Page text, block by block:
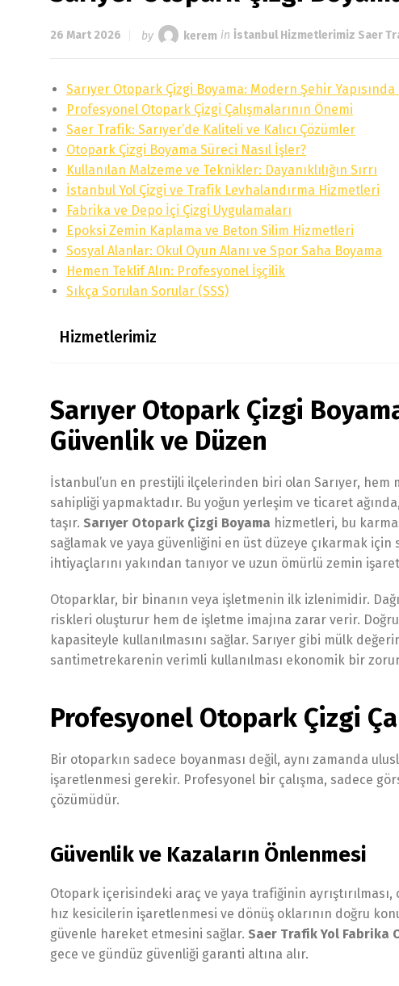
26 Mart 2026 by kerem in İstanbul Hizmetlerimiz Saer
Sarıyer Otopark Çizgi Boyama: Modern Şehir
Profesyonel Otopark Çizgi Çalışmalarının Önemi
Saer Trafik: Sarıyer’de Kaliteli ve Kalıcı Çözümler
Otopark Çizgi Boyama Süreci Nasıl İşler?
Kullanılan Malzeme ve Teknikler: Dayanıklılığın Sırrı
İstanbul Yol Çizgi ve Trafik Levhalandırma Hizmetleri
Fabrika ve Depo İçi Çizgi Uygulamaları
Epoksi Zemin Kaplama ve Beton Silim Hizmetleri
Sosyal Alanlar: Okul Oyun Alanı ve Spor Saha Boyama
Hemen Teklif Alın: Profesyonel İşçilik
Sıkça Sorulan Sorular (SSS)
Hizmetlerimiz
Sarıyer Otopark Çizgi
Güvenlik ve Düzen
İstanbul’un en prestijli ilçelerinden biri olan Sarıyer,
sahipliği yapmaktadır. Bu yoğun yerleşim ve ticaret
taşır. Sarıyer Otopark Çizgi Boyama hizmetleri, bu
sağlamak ve yaya güvenliğini en üst düzeye çıkarmak
ihtiyaçlarını yakından tanıyor ve uzun ömürlü zemin
Otoparklar, bir binanın veya işletmenin ilk izlenimidir.
riskleri oluşturur hem de işletme imajına zarar verir.
kapasiteyle kullanılmasını sağlar. Sarıyer gibi mülk
santimetrekarenin verimli kullanılması ekonomik bir
Profesyonel Otopark Çizgi
Bir otoparkın sadece boyanması değil, aynı zamanda
işaretlenmesi gerekir. Profesyonel bir çalışma, sadece
çözümüdür.
Güvenlik ve Kazaların Önlenmesi
Otopark içerisindeki araç ve yaya trafiğinin
hız kesicilerin işaretlenmesi ve dönüş oklarının doğru
güvenle hareket etmesini sağlar. Saer Trafik Yol Fabrika
gece ve gündüz güvenliği garanti altına alır.